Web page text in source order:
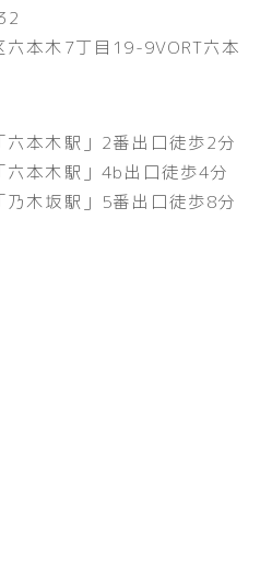
六本木7丁目19-9VORT六本
六本木駅」2番出口徒歩2分
六本木駅」4b出口徒歩4分
乃木坂駅」5番出口徒歩8分